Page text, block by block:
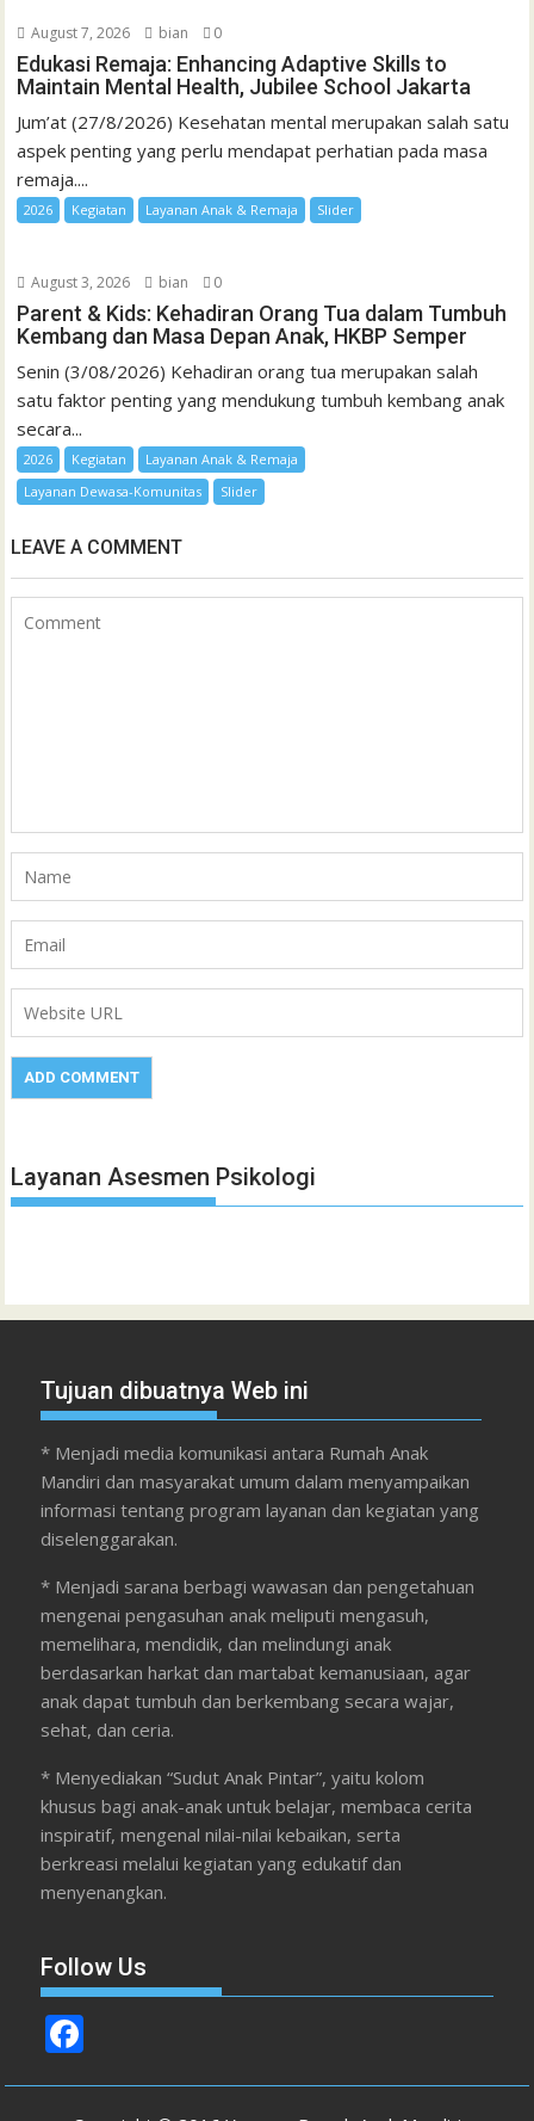
August 7, 2026 bian 0
Edukasi Remaja: Enhancing Adaptive Skills to
Maintain Mental Health, Jubilee School Jakarta
Jum’at (27/8/2026) Kesehatan mental merupakan salah satu
aspek penting yang perlu mendapat perhatian pada masa
remaja....
2026 Kegiatan Layanan Anak & Remaja Slider
August 3, 2026 bian 0
Parent & Kids: Kehadiran Orang Tua dalam Tumbuh
Kembang dan Masa Depan Anak, HKBP Semper
Senin (3/08/2026) Kehadiran orang tua merupakan salah
satu faktor penting yang mendukung tumbuh kembang anak
secara...
2026 Kegiatan
Layanan Anak & Remaja
Layanan Dewasa-Komunitas
Slider
LEAVE A COMMENT
Layanan Asesmen Psikologi
Tujuan dibuatnya Web ini
* Menjadi media komunikasi antara Rumah Anak
Mandiri dan masyarakat umum dalam menyampaikan
informasi tentang program layanan dan kegiatan yang
diselenggarakan.
* Menjadi sarana berbagi wawasan dan pengetahuan
mengenai pengasuhan anak meliputi mengasuh,
memelihara, mendidik, dan melindungi anak
berdasarkan harkat dan martabat kemanusiaan, agar
anak dapat tumbuh dan berkembang secara wajar,
sehat, dan ceria.
* Menyediakan “Sudut Anak Pintar”, yaitu kolom
khusus bagi anak-anak untuk belajar, membaca cerita
inspiratif, mengenal nilai-nilai kebaikan, serta
berkreasi melalui kegiatan yang edukatif dan
menyenangkan.
Follow Us
ac